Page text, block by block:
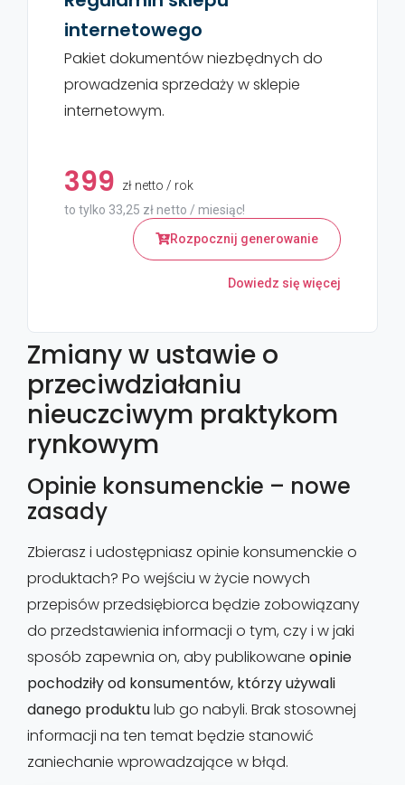
internetowego
Pakiet dokumentów niezbędnych do
prowadzenia sprzedaży w sklepie
internetowym.
399
zł netto / rok
to tylko 33,25 zł netto / miesiąc!
Rozpocznij generowanie
Dowiedz się więcej
Zmiany w ustawie o
przeciwdziałaniu
nieuczciwym praktykom
rynkowym
Opinie konsumenckie – nowe
zasady
Zbierasz i udostępniasz opinie konsumenckie o
produktach? Po wejściu w życie nowych
przepisów przedsiębiorca będzie zobowiązany
do przedstawienia informacji o tym, czy i w jaki
sposób zapewnia on, aby publikowane opinie
pochodziły od konsumentów, którzy używali
danego produktulub go nabyli. Brak stosownej
informacji na ten temat będzie stanowić
zaniechanie wprowadzające w błąd.